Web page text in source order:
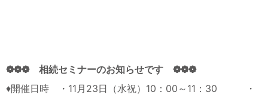
❁❁❁ 相続セミナーのお知らせです ❁❁❁
♦開催日時 ・11月23日（水祝）10：00～11：30 ・